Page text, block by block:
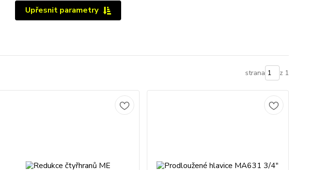
Upřesnit parametry
strana z 1